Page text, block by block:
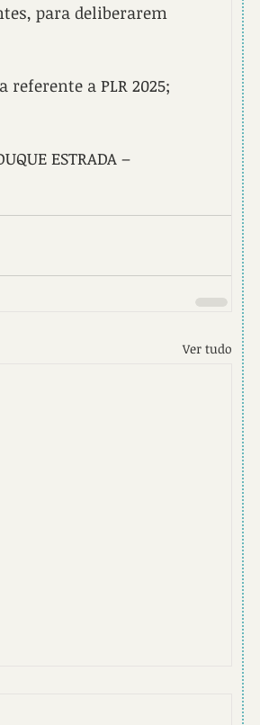
para deliberarem
referente a PLR 2025;
ESTRADA –
Ver tudo